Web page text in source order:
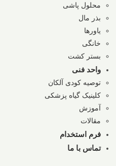
محلول پاشی
بذر مال
یاورها
خانگی
بستر کشت
واحد فنی
توصیه کودی آلکان
کلینیک گیاه پزشکی
آموزش
مقالات
فرم استخدام
تماس با ما